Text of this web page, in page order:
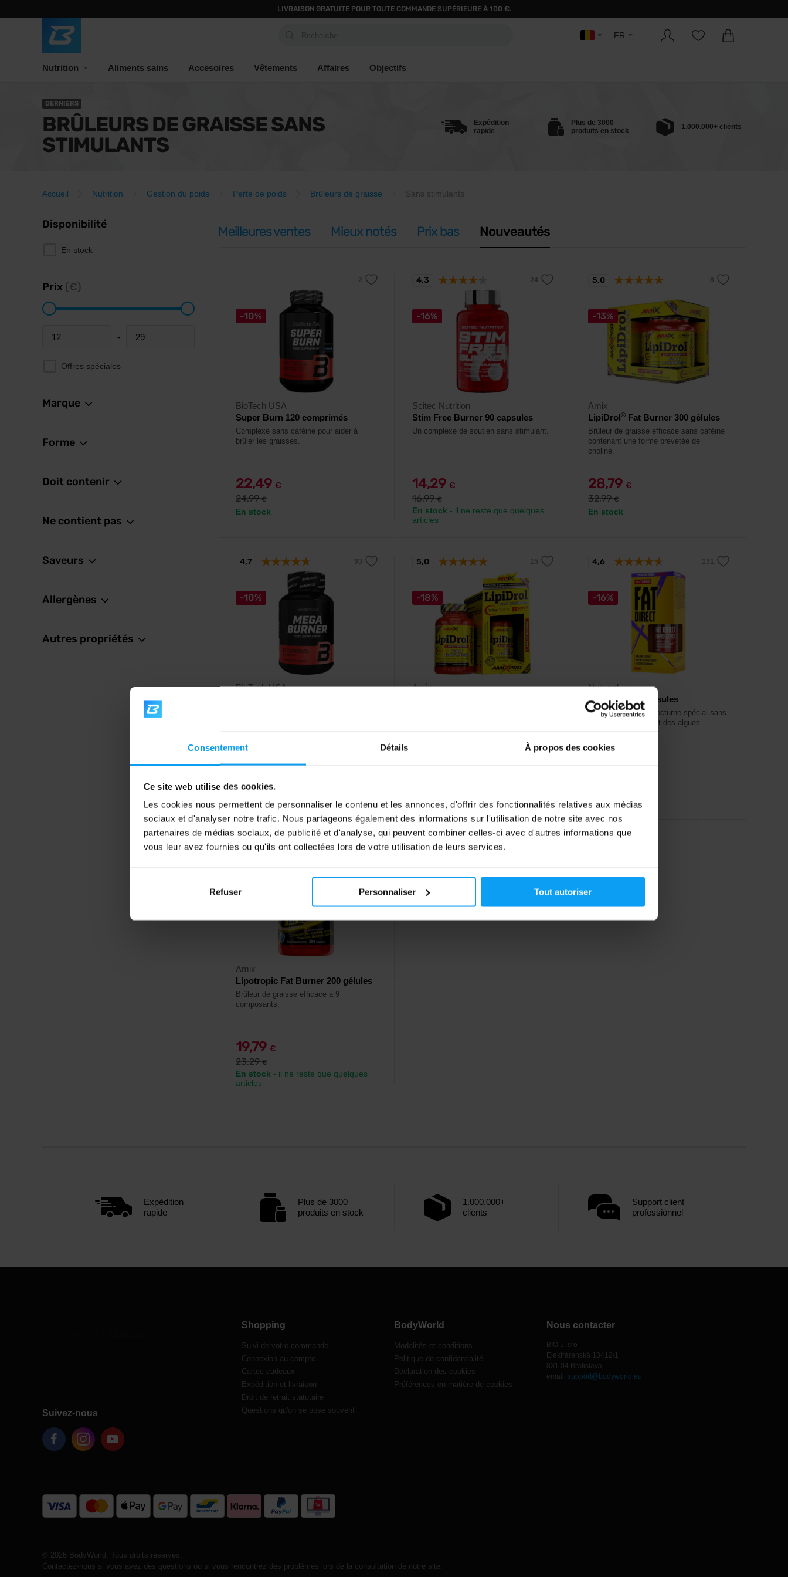
Consentement Détails À propos des cookies
Ce site web utilise des cookies.
Les cookies nous permettent de personnaliser le contenu et les annonces, d'offrir des fonctionnalités relatives aux médias
sociaux et d'analyser notre trafic. Nous partageons également des informations sur l'utilisation de notre site avec nos
partenaires de médias sociaux, de publicité et d'analyse, qui peuvent combiner celles-ci avec d'autres informations que
vous leur avez fournies ou qu'ils ont collectées lors de votre utilisation de leurs services.
Refuser Personnaliser Tout autoriser
LIVRAISON GRATUITE POUR TOUTE COMMANDE SUPÉRIEURE À 100 €.
FR
Nutrition Aliments sains Accesoires Vêtements Affaires Objectifs
DERNIERS
BRÛLEURS DE GRAISSE SANS
STIMULANTS
Expédition
rapide
Plus de 3000
produits en stock
1.000.000+ clients
Accueil Nutrition Gestion du poids Perte de poids Brûleurs de graisse Sans stimulants
Disponibilité
En stock
Prix (€)
Minimum price -
Maximum price
Offres spéciales
Marque
Forme
Doit contenir
Ne contient pas
Saveurs
Allergènes
Autres propriétés
Meilleures ventes Mieux notés Prix bas Nouveautés
-10%
BioTech USA
Super Burn 120 comprimés
Complexe sans caféine pour aider à
brûler les graisses.
22,49 €
24,99€
En stock
-16%
Scitec Nutrition
Stim Free Burner 90 capsules
Un complexe de soutien sans stimulant.
14,29 €
16,99€
En stock - il ne reste que quelques
articles
4,3
-13%
Amix
LipiDrol® Fat Burner 300 gélules
Brûleur de graisse efficace sans caféine
contenant une forme brevetée de
choline.
28,79 €
32,99€
En stock
5,0
-10%
BioTech USA
inuline.
15,29€
16,99 €
4,7
-18%
Amix
choline.
12,49€
5,0
-16%
Nutrend
Fat Direct 60 capsules
Brûleur de graisse nocturne spécial sans
stimulation contenant des algues
Wakame.
15,99€
4,6
Amix
Lipotropic Fat Burner 200 gélules
Brûleur de graisse efficace à 9
composants.
19,79 €
23,29€
En stock - il ne reste que quelques
articles
4,3
Expédition
rapide
Plus de 3000
produits en stock
1.000.000+
clients
Support client
professionnel
Suivez-nous
Shopping
Suivi de votre commande
Connexion au compte
Cartes cadeaux
Expédition et livraison
Droit de retrait statutaire
Questions qu'on se pose souvent
BodyWorld
Modalités et conditions
Politique de confidentialité
Déclaration des cookies
Préférences en matière de cookies
Nous contacter
BIO 5, sro
Elektrárenská 13412/1
831 04 Bratislava
email: support@bodyworld.eu
© 2026 BodyWorld. Tous droits réservés.
Contactez-nous si vous avez des questions ou si vous rencontrez des problèmes lors de la consultation de notre site.